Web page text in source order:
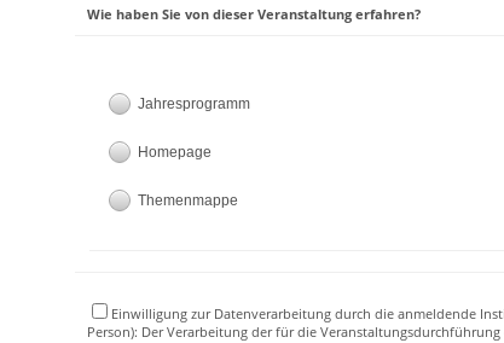
Wie haben Sie von dieser Veranstaltung erfahren?
Jahresprogramm
Homepage
Themenmappe
Einwilligung zur Datenverarbeitung durch die anmeldende
Person): Der Verarbeitung der für die